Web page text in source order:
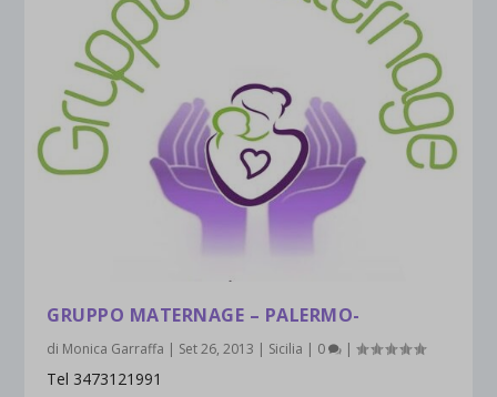
GRUPPO MATERNAGE – PALERMO-
di Monica Garraffa | Set 26, 2013 | Sicilia | 0 |
Tel 3473121991